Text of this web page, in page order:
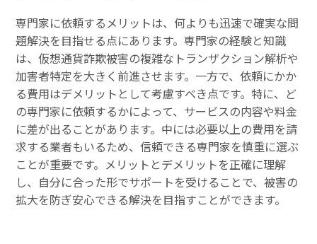
専門家に依頼するメリットは、何よりも迅速で確実な問
題解決を目指せる点にあります。専門家の経験と知識
は、仮想通貨詐欺被害の複雑なトランザクション解析や
加害者特定を大きく前進させます。一方で、依頼にかか
る費用はデメリットとして考慮すべき点です。特に、ど
の専門家に依頼するかによって、サービスの内容や料金
に差が出ることがあります。中には必要以上の費用を請
求する業者もいるため、信頼できる専門家を慎重に選ぶ
ことが重要です。メリットとデメリットを正確に理解
し、自分に合った形でサポートを受けることで、被害の
拡大を防ぎ安心できる解決を目指すことができます。